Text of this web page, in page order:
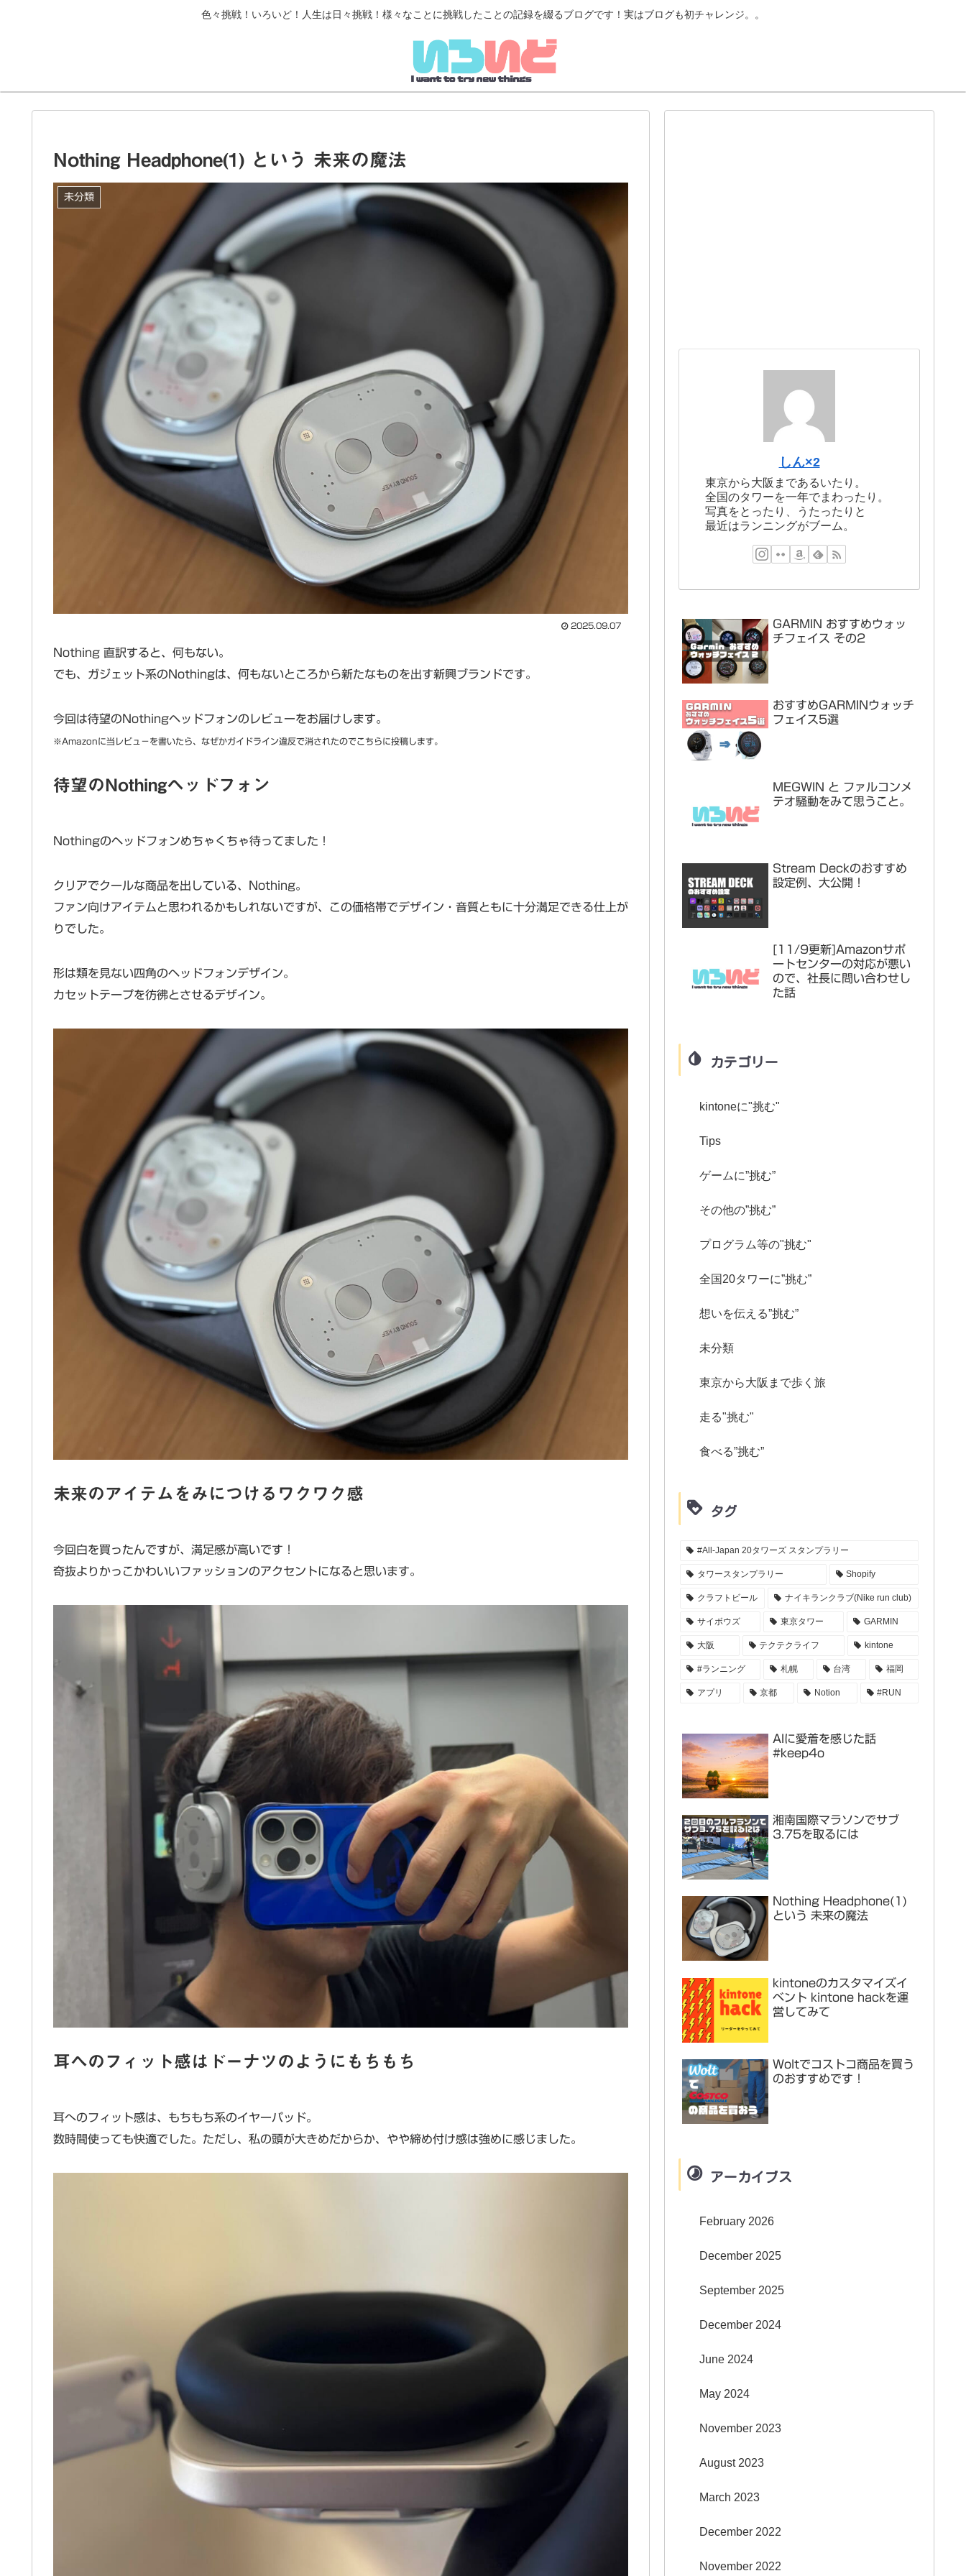
色々挑戦！いろいど！人生は日々挑戦！様々なことに挑戦したことの記録を綴るブログです！実はブログも初チャレンジ。。
Nothing Headphone(1) という 未来の魔法
未分類
2025.09.07
Nothing 直訳すると、何もない。
でも、ガジェット系のNothingは、何もないところから新たなものを出す新興ブランドです。
今回は待望のNothingヘッドフォンのレビューをお届けします。
※Amazonに当レビュ－を書いたら、なぜかガイドライン違反で消されたのでこちらに投稿します。
待望のNothingヘッドフォン
Nothingのヘッドフォンめちゃくちゃ待ってました！
クリアでクールな商品を出している、Nothing。
ファン向けアイテムと思われるかもしれないですが、この価格帯でデザイン・音質ともに十分満足できる仕上が
りでした。
形は類を見ない四角のヘッドフォンデザイン。
カセットテープを彷彿とさせるデザイン。
未来のアイテムをみにつけるワクワク感
今回白を買ったんですが、満足感が高いです！
奇抜よりかっこかわいいファッションのアクセントになると思います。
耳へのフィット感はドーナツのようにもちもち
耳へのフィット感は、もちもち系のイヤーパッド。
数時間使っても快適でした。ただし、私の頭が大きめだからか、やや締め付け感は強めに感じました。
しん×2
東京から大阪まであるいたり。
全国のタワーを一年でまわったり。
写真をとったり、うたったりと
最近はランニングがブーム。
GARMIN おすすめウォッ
チフェイス その2
おすすめGARMINウォッチ
フェイス5選
MEGWIN と ファルコンメ
テオ騒動をみて思うこと。
Stream Deckのおすすめ
設定例、大公開！
[11/9更新]Amazonサポ
ートセンターの対応が悪い
ので、社長に問い合わせし
た話
カテゴリー
kintoneに"挑む"
Tips
ゲームに”挑む”
その他の”挑む”
プログラム等の"挑む"
全国20タワーに”挑む”
想いを伝える”挑む”
未分類
東京から大阪まで歩く旅
走る"挑む"
食べる”挑む”
タグ
#All-Japan 20タワーズ スタンプラリー
タワースタンプラリー Shopify
クラフトビール ナイキランクラブ(Nike run club)
サイボウズ 東京タワー GARMIN
大阪 テクテクライフ kintone
#ランニング 札幌 台湾 福岡
アプリ 京都 Notion #RUN
AIに愛着を感じた話
#keep4o
湘南国際マラソンでサブ
3.75を取るには
Nothing Headphone(1)
という 未来の魔法
kintoneのカスタマイズイ
ベント kintone hackを運
営してみて
Woltでコストコ商品を買う
のおすすめです！
アーカイブス
February 2026
December 2025
September 2025
December 2024
June 2024
May 2024
November 2023
August 2023
March 2023
December 2022
November 2022